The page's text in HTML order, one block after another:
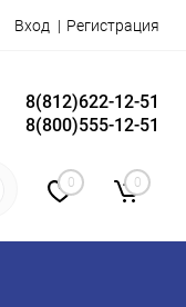
Вход Регистрация
8(812)622-12-51
8(800)555-12-51
0 0